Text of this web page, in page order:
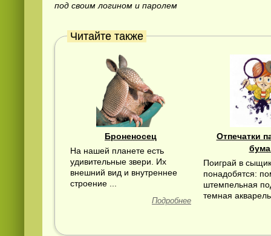
под своим логином и паролем
Читайте также
Броненосец
На нашей планете есть
удивительные звери. Их
внешний вид и внутреннее
строение ...
Подробнее
Отпечатки
Поиграй в
понадобятся:
штемпельная
темная